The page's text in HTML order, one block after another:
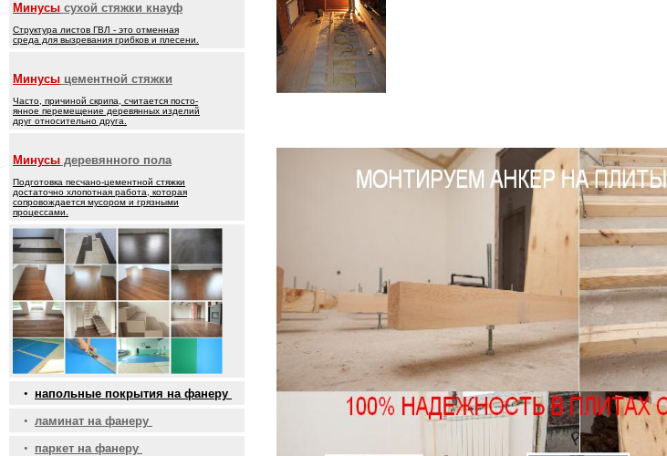
Минусы сухой стяжки кнауф
Структура листов ГВЛ - это отменная
среда для вызревания грибков и плесени.
Минусы цементной стяжки
Часто, причиной скрипа, считается посто-
янное перемещение деревянных изделий
друг относительно друга.
Минусы деревянного пола
Подготовка песчано-цементной стяжки
достаточно хлопотная работа, которая
сопровождается мусором и грязными
процессами.
• напольные покрытия на фанеру
• ламинат на фанеру
• паркет на фанеру